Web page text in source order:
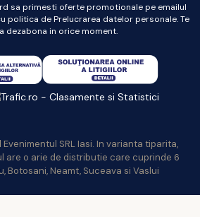
sa primesti oferte promotionale pe emailul
politica de Prelucrarea datelor personale. Te
dezabona in orice moment.
SRL Iasi. In varianta tiparita,
are o arie de distributie care cuprinde 6
Botosani, Neamt, Suceava si Vaslui